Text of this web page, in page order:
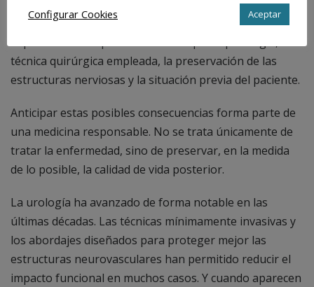
complejas, pueden tener repercusiones en la erección,
la eyaculación o la sensibilidad. La magnitud del impacto
técnica quirúrgica empleada, la preservación de las
estructuras nerviosas y la situación previa del paciente.
Anticipar estas posibles consecuencias forma parte de
una medicina responsable. No se trata únicamente de
tratar la enfermedad, sino de preservar, en la medida
de lo posible, la calidad de vida posterior.
La urología ha avanzado de forma notable en las
últimas décadas. Las técnicas mínimamente invasivas y
los abordajes diseñados para proteger mejor las
estructuras neurovasculares han permitido reducir el
impacto funcional en muchos casos. Y cuando aparecen
Configurar Cookies
Aceptar